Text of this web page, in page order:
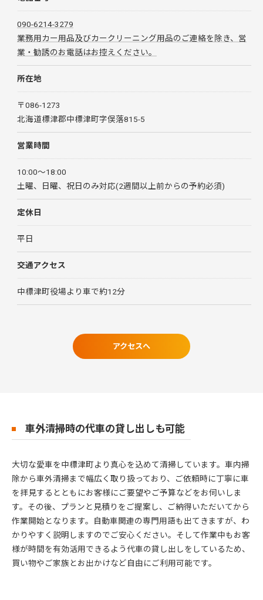
090-6214-3279
業務用カー用品及びカークリーニング用品のご連絡を除き、営
業・勧誘のお電話はお控えください。
所在地
〒086-1273
北海道標津郡中標津町字俣落815-5
営業時間
10:00～18:00
土曜、日曜、祝日のみ対応(2週間以上前からの予約必須)
定休日
平日
交通アクセス
中標津町役場より車で約12分
アクセスへ
車外清掃時の代車の貸し出しも可能
大切な愛車を中標津町より真心を込めて清掃しています。車内掃
除から車外清掃まで幅広く取り扱っており、ご依頼時に丁寧に車
を拝見するとともにお客様にご要望やご予算などをお伺いしま
す。その後、プランと見積りをご提案し、ご納得いただいてから
作業開始となります。自動車関連の専門用語も出てきますが、わ
かりやすく説明しますのでご安心ください。そして作業中もお客
様が時間を有効活用できるよう代車の貸し出しをしているため、
買い物やご家族とお出かけなど自由にご利用可能です。